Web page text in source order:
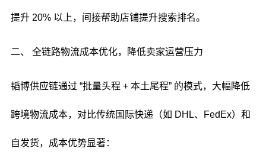
提升 20% 以上，间接帮助店铺提升搜索排名。
二、 全链路物流成本优化，降低卖家运营压力
韬博供应链通过 “批量头程 + 本土尾程” 的模式，大幅降低
跨境物流成本，对比传统国际快递（如 DHL、FedEx）和
自发货，成本优势显著：